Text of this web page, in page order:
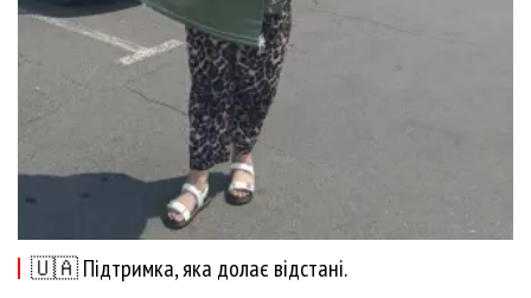
🇺🇦 Підтримка, яка долає відстані.